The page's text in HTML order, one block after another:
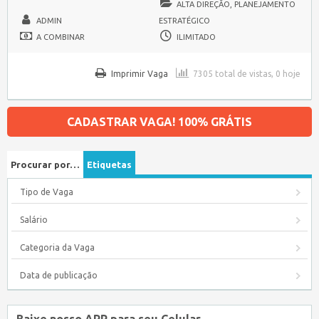
ADMIN
ALTA DIREÇÃO, PLANEJAMENTO
ESTRATÉGICO
A COMBINAR
ILIMITADO
7305 total de vistas, 0 hoje
Imprimir Vaga
CADASTRAR VAGA! 100% GRÁTIS
Procurar por… Etiquetas
Tipo de Vaga
Salário
Categoria da Vaga
Data de publicação